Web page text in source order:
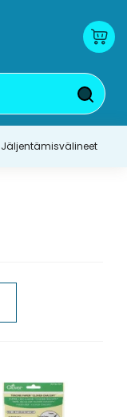
Jäljentämisvälineet